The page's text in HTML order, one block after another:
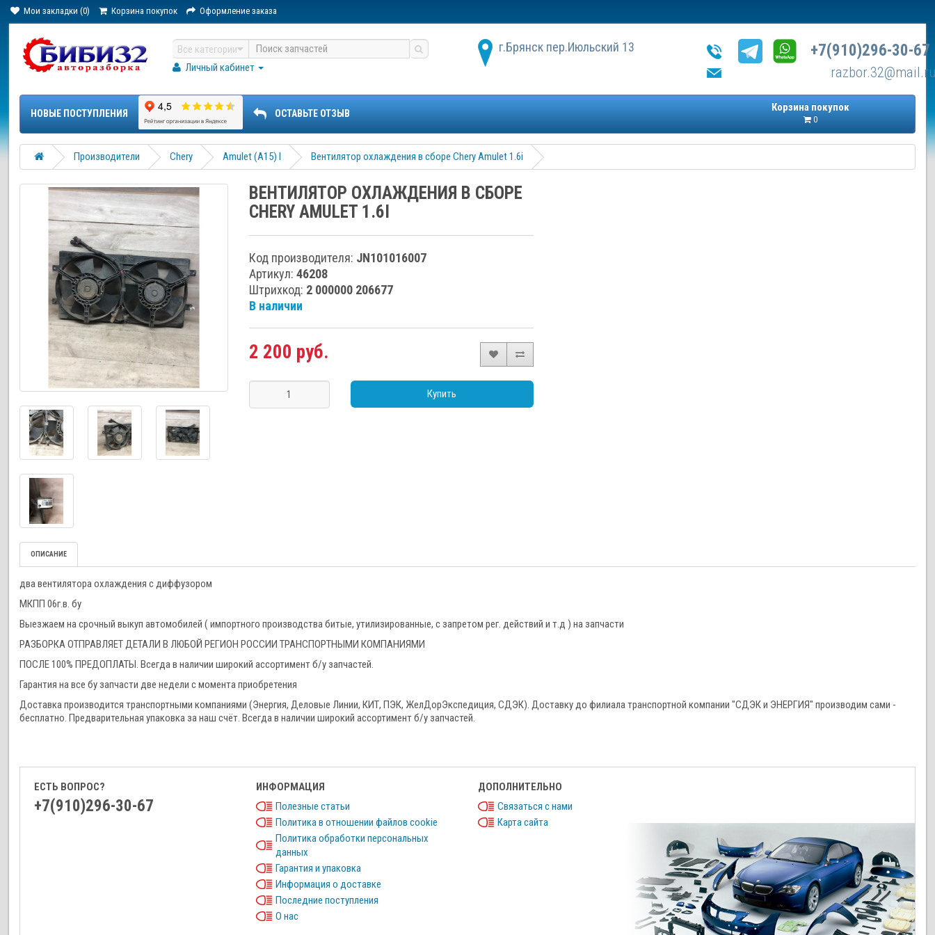
Мои закладки (0) Корзина покупок Оформление заказа
Все категории
Личный кабинет
г.Брянск пер.Июльский 13 +7(910)296-30-67
Корзина покупок
0
НОВЫЕ ПОСТУПЛЕНИЯ ОСТАВЬТЕ ОТЗЫВ
Производители Chery Amulet (A15) I Вентилятор охлаждения в сборе Chery Amulet 1.6i
ВЕНТИЛЯТОР ОХЛАЖДЕНИЯ В СБОРЕ
CHERY AMULET 1.6I
Код производителя: JN101016007
Артикул: 46208
Штрихкод: 2 000000 206677
В наличии
2 200 руб.
Купить
ОПИСАНИЕ
два вентилятора охлаждения с диффузором
МКПП 06г.в. бу
Выезжаем на срочный выкуп автомобилей ( импортного производства битые, утилизированные, с запретом рег. действий и т.д ) на запчасти
РАЗБОРКА ОТПРАВЛЯЕТ ДЕТАЛИ В ЛЮБОЙ РЕГИОН РОССИИ ТРАНСПОРТНЫМИ КОМПАНИЯМИ
ПОСЛЕ 100% ПРЕДОПЛАТЫ. Всегда в наличии широкий ассортимент б/у запчастей.
Гарантия на все бу запчасти две недели с момента приобретения
Доставка производится транспортными компаниями (Энергия, Деловые Линии, КИТ, ПЭК, ЖелДорЭкспедиция, СДЭК). Доставку до филиала транспортной компании "СДЭК и ЭНЕРГИЯ" производим сами -
бесплатно. Предварительная упаковка за наш счёт. Всегда в наличии широкий ассортимент б/у запчастей.
ЕСТЬ ВОПРОС?
+7(910)296-30-67
ИНФОРМАЦИЯ
Полезные статьи
Политика в отношении файлов cookie
Политика обработки персональных
данных
Гарантия и упаковка
Информация о доставке
Последние поступления
О нас
ДОПОЛНИТЕЛЬНО
Связаться с нами
Карта сайта